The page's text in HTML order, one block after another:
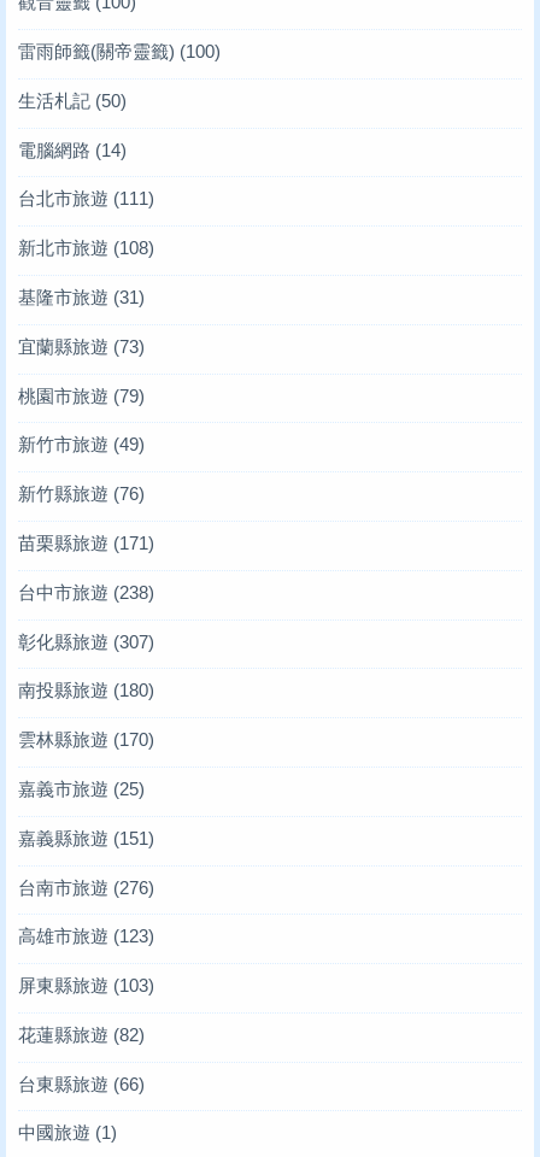
雷雨師籤(關帝靈籤) (100)
生活札記 (50)
電腦網路 (14)
台北市旅遊 (111)
新北市旅遊 (108)
基隆市旅遊 (31)
宜蘭縣旅遊 (73)
桃園市旅遊 (79)
新竹市旅遊 (49)
新竹縣旅遊 (76)
苗栗縣旅遊 (171)
台中市旅遊 (238)
彰化縣旅遊 (307)
南投縣旅遊 (180)
雲林縣旅遊 (170)
嘉義市旅遊 (25)
嘉義縣旅遊 (151)
台南市旅遊 (276)
高雄市旅遊 (123)
屏東縣旅遊 (103)
花蓮縣旅遊 (82)
台東縣旅遊 (66)
中國旅遊 (1)